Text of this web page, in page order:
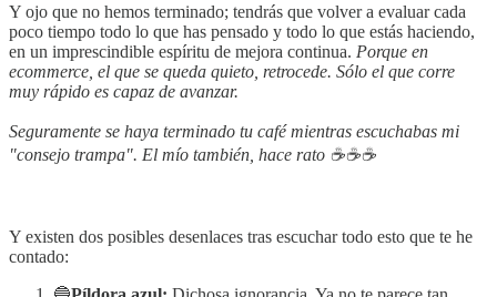
Y ojo que no hemos terminado; tendrás que volver a evaluar cada
poco tiempo todo lo que has pensado y todo lo que estás haciendo,
en un imprescindible espíritu de mejora continua. Porque en
ecommerce, el que se queda quieto, retrocede. Sólo el que corre
muy rápido es capaz de avanzar.
Seguramente se haya terminado tu café mientras escuchabas mi
"consejo trampa". El mío también, hace rato ☕☕☕
Y existen dos posibles desenlaces tras escuchar todo esto que te he
contado: